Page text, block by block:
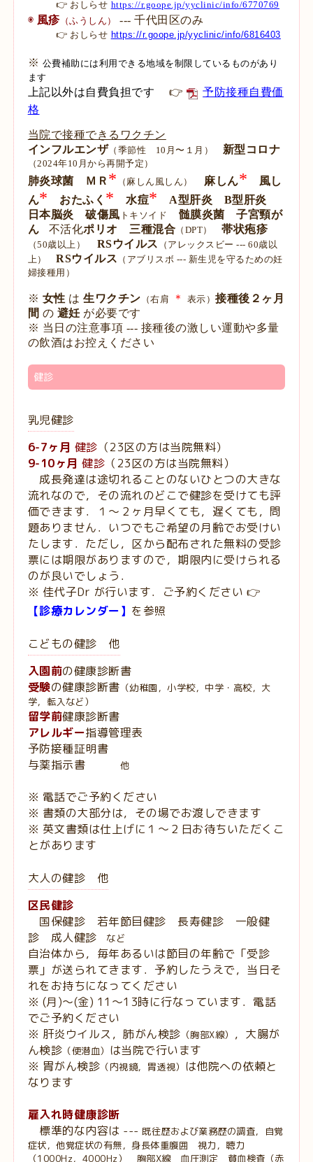
👉 おしらせ https://r.goope.jp/yyclinic/info/6770769
◉ 風疹（ふうしん） ---千代田区のみ
👉 おしらせ https://r.goope.jp/yyclinic/info/6816403
※ 公費補助には利用できる地域を制限しているものがあり
ます
上記以外は自費負担です 👉
予防接種自費価
格
当院で接種できるワクチン
インフルエンザ （季節性 10月〜１月） 新型コロナ
（2024年10月から再開予定）
肺炎球菌 ＭＲ * （麻しん風しん） 麻しん*
風し
ん* おたふく * 水痘* A型肝炎
B型肝炎
日本脳炎
破傷風 トキソイド 髄膜炎菌
子宮頸が
ん
不活化ポリオ 三種混合 （DPT）帯状疱疹
（50歳以上） RSウイルス （ アレックスビー --- 60歳以
上） RSウイルス （ アブリスボ --- 新生児を守るための妊
婦接種用）
※ 女性 は 生ワクチン （右肩 ＊ 表示）接種後２ヶ月
間 の 避妊 が必要です
※ 当日の注意事項 --- 接種後の激しい運動や多量
の飲酒はお控えください
健診
乳児健診
6-7ヶ月 健診 （23区の方は当院無料）
9-10ヶ月健診 （23区の方は当院無料）
成長発達は途切れることのないひとつの大きな
流れなので，その流れのどこで健診を受けても評
価できます．１〜２ヶ月早くても，遅くても，問
題ありません．いつでもご希望の月齢でお受けい
たします．ただし，区から配布された無料の受診
票には期限がありますので，期限内に受けられる
のが良いでしょう．
※ 佳代子Dr が行います．ご予約ください 👉
【診療カレンダー】 を参照
こどもの健診 他
入園前の健康診断書
受験の健康診断書 （幼稚園，小学校，中学・高校，大
学，転入など）
留学前健康診断書
アレルギー指導管理表
予防接種証明書
与薬指示書
他
※ 電話でご予約ください
※ 書類の大部分は，その場でお渡しできます
※ 英文書類は仕上げに１〜２日お待ちいただくこ
とがあります
大人の健診 他
区民健診
国保健診 若年節目健診 長寿健診 一般健
診 成人健診 など
自治体から，毎年あるいは節目の年齢で「受診
票」が送られてきます．予約したうえで，当日そ
れをお持ちになってください
※ (月)〜(金) 11〜13時に行なっています．電話
でご予約ください
※ 肝炎ウイルス，肺がん検診 （胸部X線） ， 大腸が
ん検診 （便潜血） は当院で行います
※ 胃がん検診 （内視鏡，胃透視） は他院への依頼と
なります
雇入れ時健康診断
標準的な内容は ---既往歴および業務歴の調査，自覚
症状，他覚症状の有無，身長体重腹囲 視力，聴力
（1000Hz，4000Hz） 胸部X線 血圧測定 貧血検査（赤